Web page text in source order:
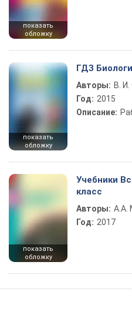
показать
обложку
показать
обложку
ГДЗ
Авторы: В.
Год: 2015
Описание:
показать
обложку
Учебники
класс
Авторы: А.А.
Год: 2017